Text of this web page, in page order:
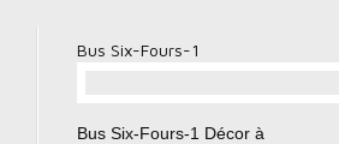
Bus Six-Fours-1
Bus Six-Fours-1 Décor à